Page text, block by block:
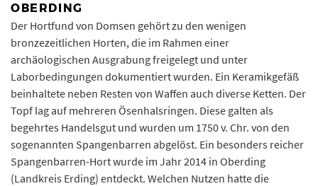
OBERDING
Der Hortfund von Domsen gehört zu den wenigen
bronzezeitlichen Horten, die im Rahmen einer
archäologischen Ausgrabung freigelegt und unter
Laborbedingungen dokumentiert wurden. Ein Keramikgefäß
beinhaltete neben Resten von Waffen auch diverse Ketten. Der
Topf lag auf mehreren Ösenhalsringen. Diese galten als
begehrtes Handelsgut und wurden um 1750 v. Chr. von den
sogenannten Spangenbarren abgelöst. Ein besonders reicher
Spangenbarren-Hort wurde im Jahr 2014 in Oberding
(Landkreis Erding) entdeckt. Welchen Nutzen hatte die